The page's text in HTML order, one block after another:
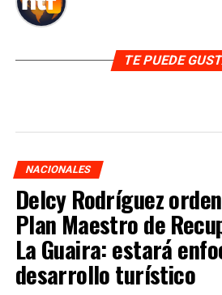
TE PUEDE
NACIONALES
Delcy Rodríguez
Plan Maestro de
La Guaira: estará
desarrollo turístico